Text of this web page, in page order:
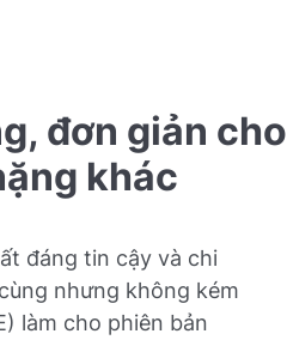
đơn giản cho
khác
đáng tin cậy và chi
nhưng không kém
làm cho phiên bản